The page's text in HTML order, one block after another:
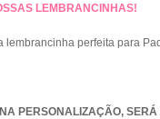
LEMBRANCINHAS!
lembrancinha perfeita para
PERSONALIZAÇÃO,